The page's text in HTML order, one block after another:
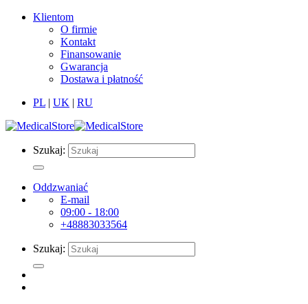
Klientom
O firmie
Kontakt
Finansowanie
Gwarancja
Dostawa i płatność
PL | UK | RU
Szukaj:
Oddzwaniać
E-mail
09:00 - 18:00
+48883033564
Szukaj: